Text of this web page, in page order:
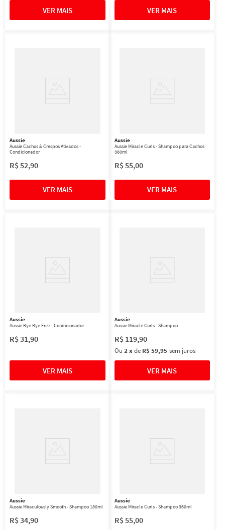
Aussie
Aussie Cachos & Crespos Ativados -
Condicionador
R$52,90
Aussie
Aussie Miracle Curls - Shampoo para Cachos
360ml
R$55,00
Aussie
Aussie Bye Bye Frizz - Condicionador
R$31,90
Aussie
Aussie Miracle Curls - Shampoo
R$ 119,90
Ou 2 xde R$ 59,95 sem juros
Aussie
Aussie Miraculously Smooth - Shampoo 180ml
R$34,90
Aussie
Aussie Miracle Curls - Shampoo 360ml
R$55,00